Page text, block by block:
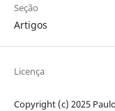
Seção
Artigos
Licença
Copyright (c) 2025